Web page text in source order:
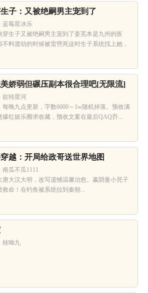
子：又被绝嗣男主宠到了
蓝莓星冰乐
穿生子又被绝嗣男主宠到了姜芜本是九州的医
不料渡劫的时候被雷劈死这时生子系统找上她，
娇弱但碾压副本很合理吧[无限流]
欲转星河
每晚九点更新，字数6000～1w随机掉落。预收满
爆红娱乐圈求收藏，预收文案在最后QAQ乔...
越：开局给政哥送世界地图
南瓜不瓜1111
唐大汉大明，改写遗憾温馨治愈。嬴阴曼小兕子
救命！在钓鱼被系统拉到秦朝...
枝呦九